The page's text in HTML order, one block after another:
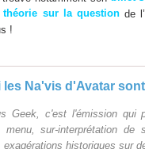
théorie sur la questionde
!
Geek, c'est l'émission qui
menu, sur-interprétation de
historiques sur